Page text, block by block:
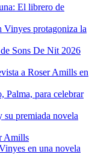
El librero de
Vinyes protagoniza la
Sons De Nit 2026
a Roser Amills en
Palma, para celebrar
premiada novela
Amills
en una novela